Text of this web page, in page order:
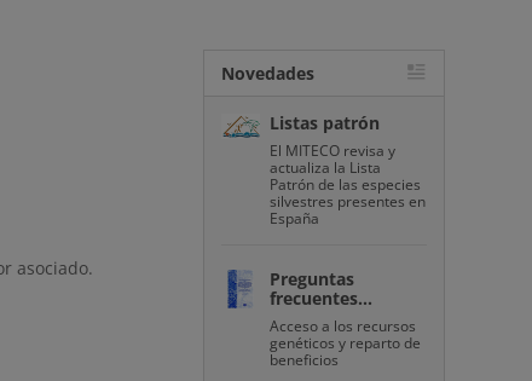
asociado.
Novedades
Listas patrón
El MITECO revisa y
actualiza la Lista
Patrón de las especies
silvestres presentes en
España
Preguntas
frecuentes...
Acceso a los recursos
genéticos y reparto de
beneficios